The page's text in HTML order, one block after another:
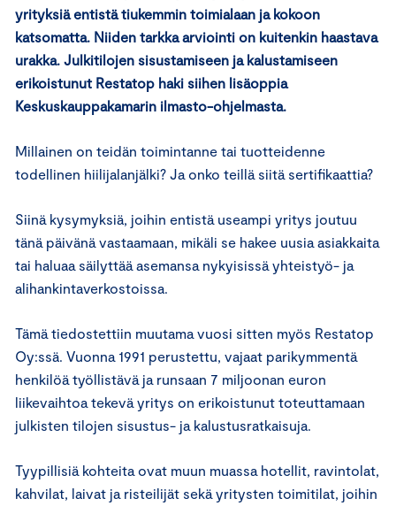
yrityksiä entistä tiukemmin toimialaan ja kokoon
katsomatta. Niiden tarkka arviointi on kuitenkin haastava
urakka. Julkitilojen sisustamiseen ja kalustamiseen
erikoistunut Restatop haki siihen lisäoppia
Keskuskauppakamarin ilmasto-ohjelmasta.
Millainen on teidän toimintanne tai tuotteidenne
todellinen hiilijalanjälki? Ja onko teillä siitä sertifikaattia?
Siinä kysymyksiä, joihin entistä useampi yritys joutuu
tänä päivänä vastaamaan, mikäli se hakee uusia asiakkaita
tai haluaa säilyttää asemansa nykyisissä yhteistyö- ja
alihankintaverkostoissa.
Tämä tiedostettiin muutama vuosi sitten myös Restatop
Oy:ssä. Vuonna 1991 perustettu, vajaat parikymmentä
henkilöä työllistävä ja runsaan 7 miljoonan euron
liikevaihtoa tekevä yritys on erikoistunut toteuttamaan
julkisten tilojen sisustus- ja kalustusratkaisuja.
Tyypillisiä kohteita ovat muun muassa hotellit, ravintolat,
kahvilat, laivat ja risteilijät sekä yritysten toimitilat, joihin